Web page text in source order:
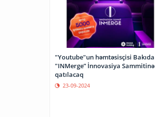
"Youtube"un həmtəsisçisi Bakıda
"INMerge” İnnovasiya Sammitinə
qatılacaq
23-09-2024